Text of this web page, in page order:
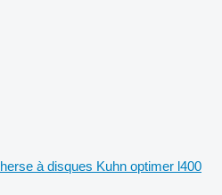
herse à disques Kuhn optimer l400